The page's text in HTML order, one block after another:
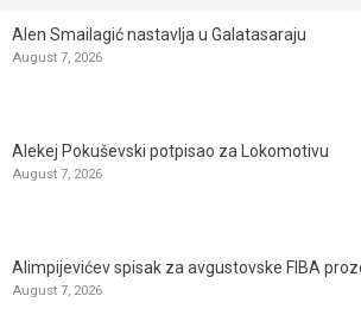
Alen Smailagić nastavlja u Galatasaraju
August 7, 2026
Alekej Pokuševski potpisao za Lokomotivu
August 7, 2026
Alimpijevićev spisak za avgustovske FIBA
August 7, 2026